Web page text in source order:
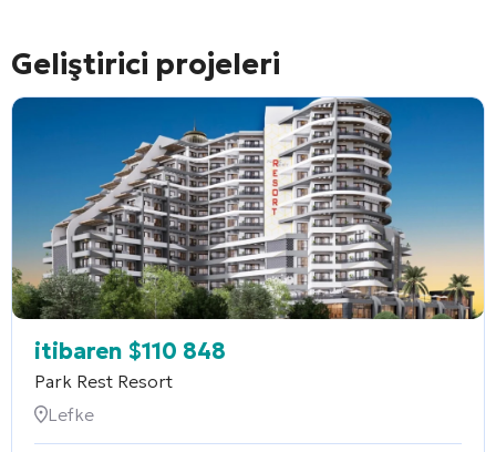
Geliştirici projeleri
itibaren $110 848
Park Rest Resort
Lefke